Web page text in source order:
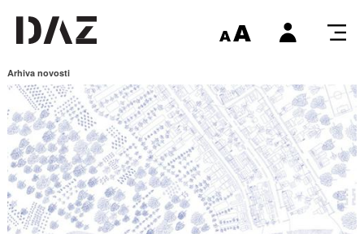
Arhiva novosti